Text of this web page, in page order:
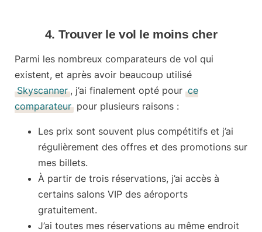
4. Trouver le vol le moins cher
Parmi les nombreux comparateurs de vol qui
existent, et après avoir beaucoup utilisé
Skyscanner , j’ai finalement opté pour ce
comparateur pour plusieurs raisons :
Les prix sont souvent plus compétitifs et j’ai
régulièrement des offres et des promotions sur
mes billets.
À partir de trois réservations, j’ai accès à
certains salons VIP des aéroports
gratuitement.
J’ai toutes mes réservations au même endroit